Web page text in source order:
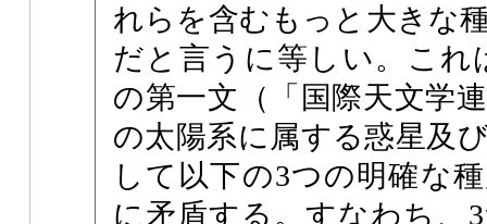
れらを含むもっと大きな
だと言うに等しい。これ
の第一文（「国際天文学
の太陽系に属する惑星及
して以下の3つの明確な
に矛盾する。すなわち、